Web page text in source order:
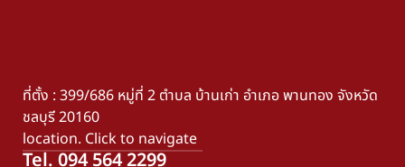
ที่ตั้ง : 399/686 หมู่ที่ 2 ตำบล บ้านเก่า อำเภอ พานทอง จังหวัด
ชลบุรี 20160
location. Click to navigate
Tel. 094 564 2299